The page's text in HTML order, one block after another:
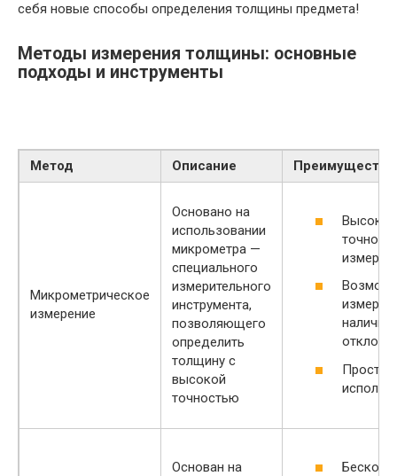
себя новые способы определения толщины предмета!
Методы измерения толщины: основные
подходы и инструменты
Метод Описание Преимущества
Микрометрическое
измерение
Основано на
использовании
микрометра —
специального
измерительного
инструмента,
позволяющего
определить
толщину с
высокой
точностью
Высокая
наличия
Основан на